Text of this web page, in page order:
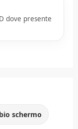
dove presente
schermo